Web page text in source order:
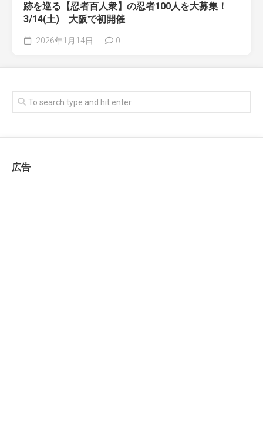
跡を巡る【忍者百人衆】の忍者100人を大募集！
3/14(土) 大阪で初開催
2026年1月14日 0
広告